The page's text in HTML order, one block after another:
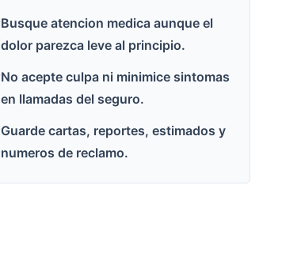
Busque atencion medica aunque el
dolor parezca leve al principio.
No acepte culpa ni minimice sintomas
en llamadas del seguro.
Guarde cartas, reportes, estimados y
numeros de reclamo.